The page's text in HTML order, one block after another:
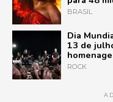
BRASIL
Dia
13 de
ROCK